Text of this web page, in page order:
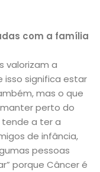
com a família
valorizam a
isso significa estar
mas o que
perto do
tende a ter a
de infância,
pessoas
porque Câncer é